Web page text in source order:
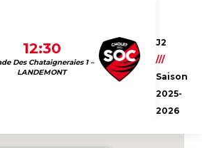
12:30
Des Chataigneraies 1 –
LANDEMONT
J2
///
Saison
2025-
2026
match :
Stade Des